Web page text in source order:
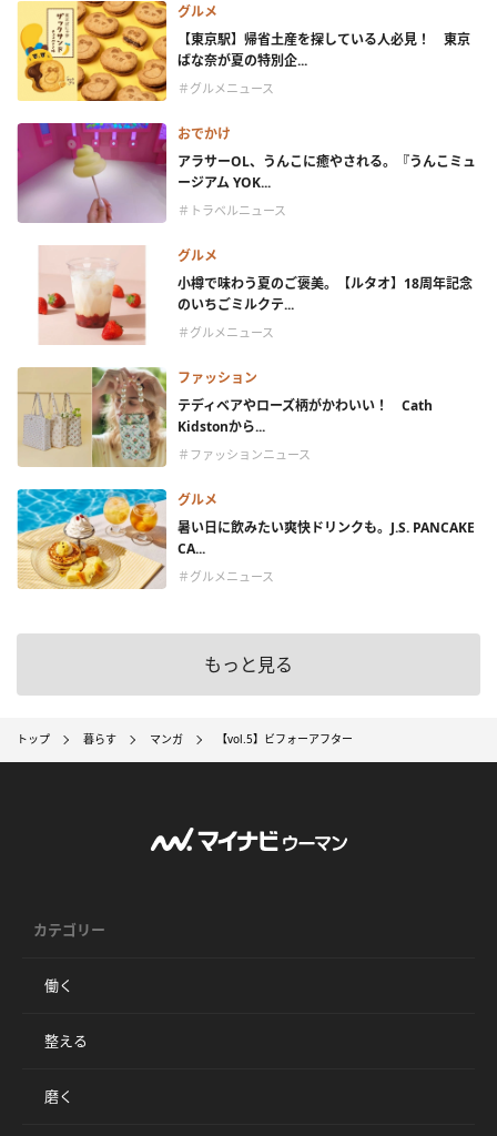
グルメ
【東京駅】帰省土産を探している人必見！ 東京
ばな奈が夏の特別企...
＃グルメニュース
おでかけ
アラサーOL、うんこに癒やされる。『うんこミュ
ージアム YOK...
＃トラベルニュース
グルメ
小樽で味わう夏のご褒美。【ルタオ】18周年記念
のいちごミルクテ...
＃グルメニュース
ファッション
テディベアやローズ柄がかわいい！ Cath
Kidstonから...
＃ファッションニュース
グルメ
暑い日に飲みたい爽快ドリンクも。J.S. PANCAKE
CA...
＃グルメニュース
もっと見る
トップ 暮らす マンガ 【vol.5】ビフォーアフター
カテゴリー
働く
整える
磨く